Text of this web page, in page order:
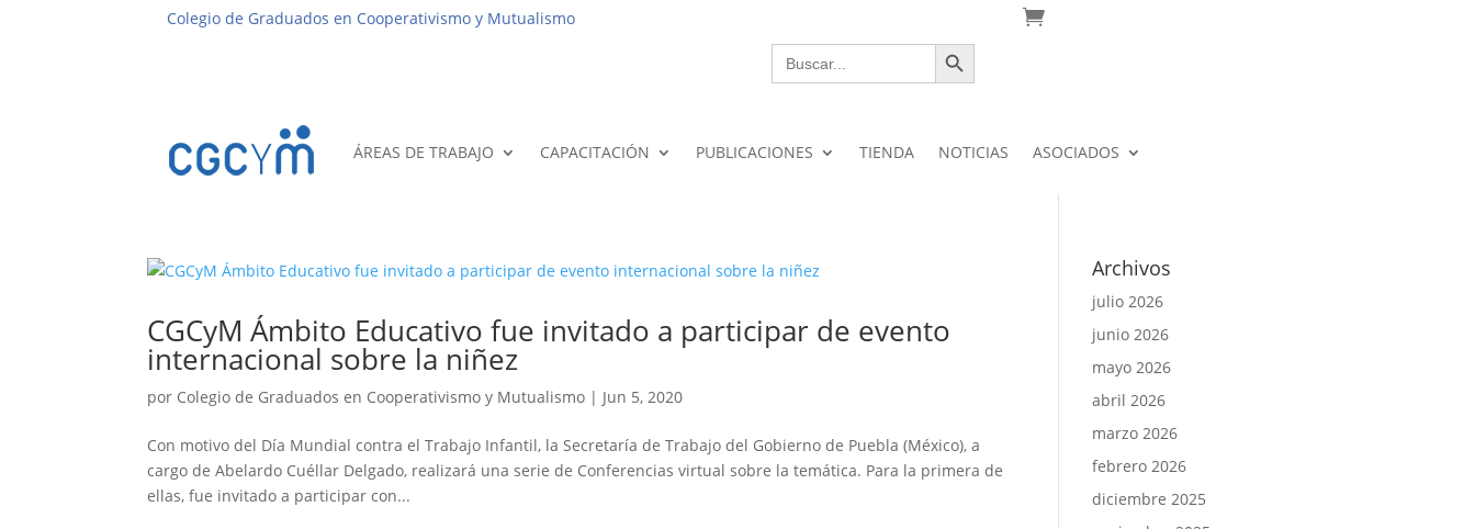
Colegio de Graduados en Cooperativismo y Mutualismo
Buscar:
Botón de búsqueda
ÁREAS DE TRABAJO CAPACITACIÓN PUBLICACIONES TIENDA NOTICIAS ASOCIADOS
CGCyM Ámbito Educativo fue invitado a participar de evento
internacional sobre la niñez
por Colegio de Graduados en Cooperativismo y Mutualismo | Jun 5, 2020
Con motivo del Día Mundial contra el Trabajo Infantil, la Secretaría de Trabajo del Gobierno de Puebla (México), a
cargo de Abelardo Cuéllar Delgado, realizará una serie de Conferencias virtual sobre la temática. Para la primera de
ellas, fue invitado a participar con...
Archivos
julio 2026
junio 2026
mayo 2026
abril 2026
marzo 2026
febrero 2026
diciembre 2025